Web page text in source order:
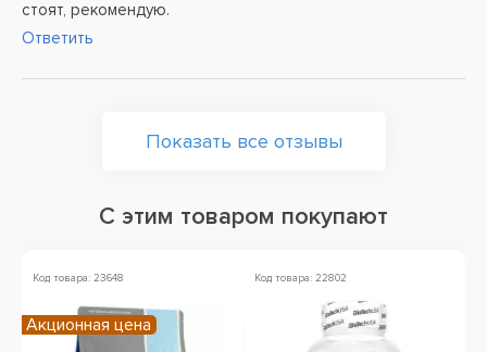
стоят, рекомендую.
Ответить
Показать все отзывы
С этим товаром покупают
Код товара: 23648
Акционная цена
Код товара: 22802